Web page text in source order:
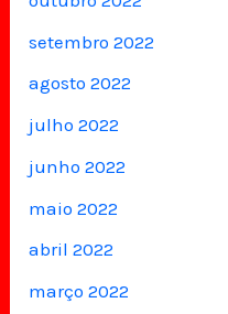
setembro 2022
agosto 2022
julho 2022
junho 2022
maio 2022
abril 2022
março 2022